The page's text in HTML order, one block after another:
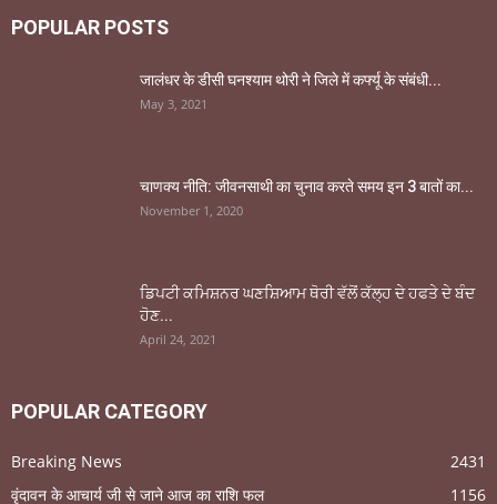
POPULAR POSTS
जालंधर के डीसी घनश्याम थोरी ने जिले में कर्फ्यू के संबंधी...
May 3, 2021
चाणक्य नीति: जीवनसाथी का चुनाव करते समय इन 3 बातों का...
November 1, 2020
ਡਿਪਟੀ ਕਮਿਸ਼ਨਰ ਘਣਸ਼ਿਆਮ ਥੋਰੀ ਵੱਲੋਂ ਕੱਲ੍ਹ ਦੇ ਹਫਤੇ ਦੇ ਬੰਦ
ਹੋਣ...
April 24, 2021
POPULAR CATEGORY
Breaking News
2431
वृंदावन के आचार्य जी से जाने आज का राशि फल
1156